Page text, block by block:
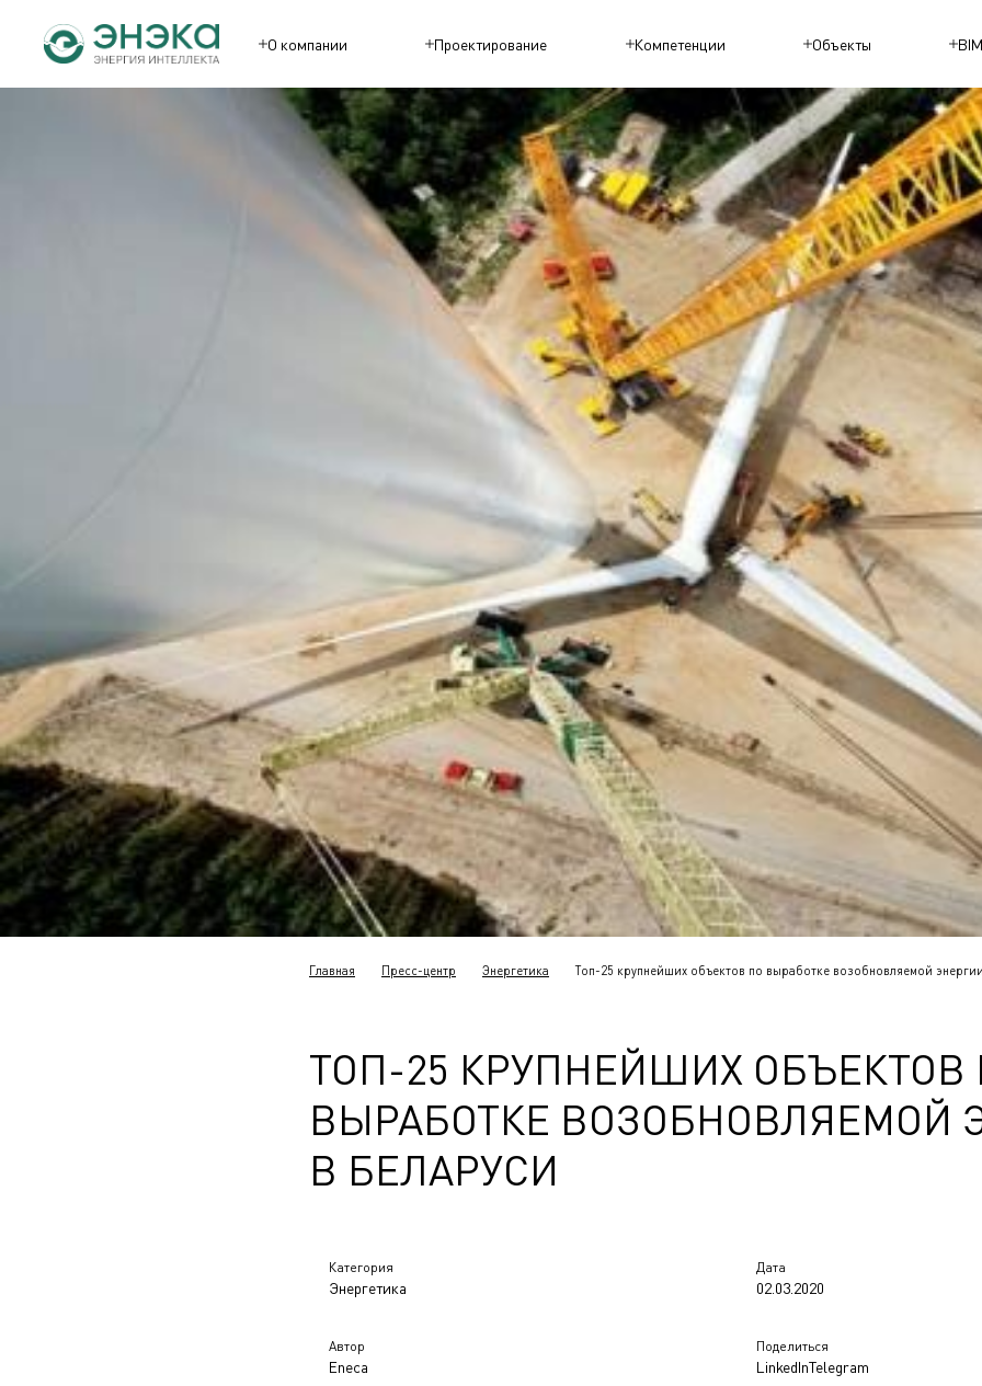
О компании Проектирование Компетенции Объекты BIM
Главная Пресс-центр Энергетика Топ-25 крупнейших объектов по выработке возобновляемой
ТОП-25 КРУПНЕЙШИХ ОБЪЕКТОВ
ВЫРАБОТКЕ ВОЗОБНОВЛЯЕМОЙ
В БЕЛАРУСИ
Категория
Энергетика
Дата
02.03.2020
Автор
Eneca
Поделиться
LinkedInTelegram